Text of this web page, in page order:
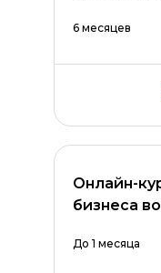
6 месяцев
Онлайн-
бизнеса
До 1 месяца